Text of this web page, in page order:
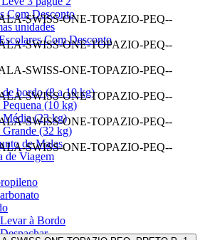
Com Desconto
unidades
Com Desconto
bordo (8 a 10 kg)
(10 kg)
Média (23 kg)
Grande (32 kg)
de Malas
de Viagem
à Bordo